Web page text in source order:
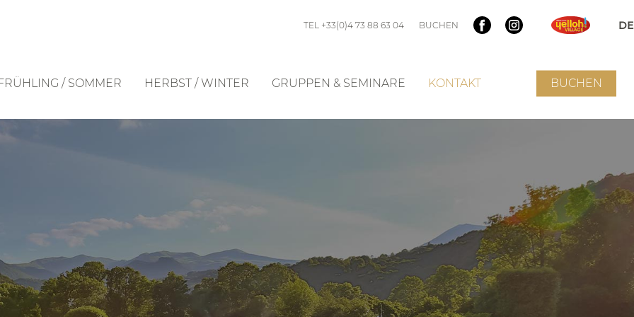
TEL +33(0)4 73 88 63 04 BUCHEN
/ SOMMER HERBST / WINTER GRUPPEN & SEMINARE KONTAKT BUCHEN